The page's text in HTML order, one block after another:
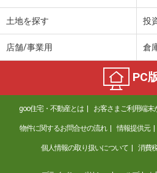
土地を探す 投
店舗/事業用 倉
PC
goo住宅・不動産とは お客さまご利用端末
物件に関するお問合せの流れ 情報提供元
個人情報の取り扱いについて 消費